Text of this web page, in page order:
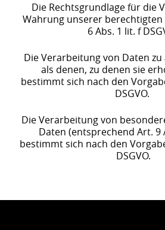
Die Rechtsgrundlage für die
Wahrung unserer
6 Abs. 1 lit. f
Die Verarbeitung von Daten zu
als denen, zu denen sie
bestimmt sich nach den
DSGVO.
Die Verarbeitung von
Daten (entsprechend Art. 9
bestimmt sich nach den
DSGVO.